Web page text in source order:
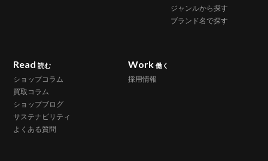
ジャンルから探す
ブランド名で探す
Read読む
ショップコラム
買取コラム
ショップブログ
サステナビリティ
よくある質問
Work 働く
採用情報